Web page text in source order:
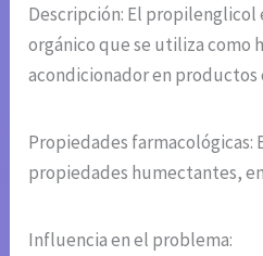
Descripción: El propilenglicol
orgánico que se utiliza como
acondicionador en productos
Propiedades
propiedades humectantes,
Influencia en el problema: